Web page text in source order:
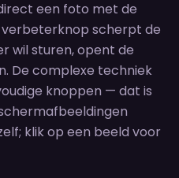
een foto met de
verbeterknop scherpt de
wil sturen, opent de
De complexe techniek
knoppen — dat is
klik op een beeld voor